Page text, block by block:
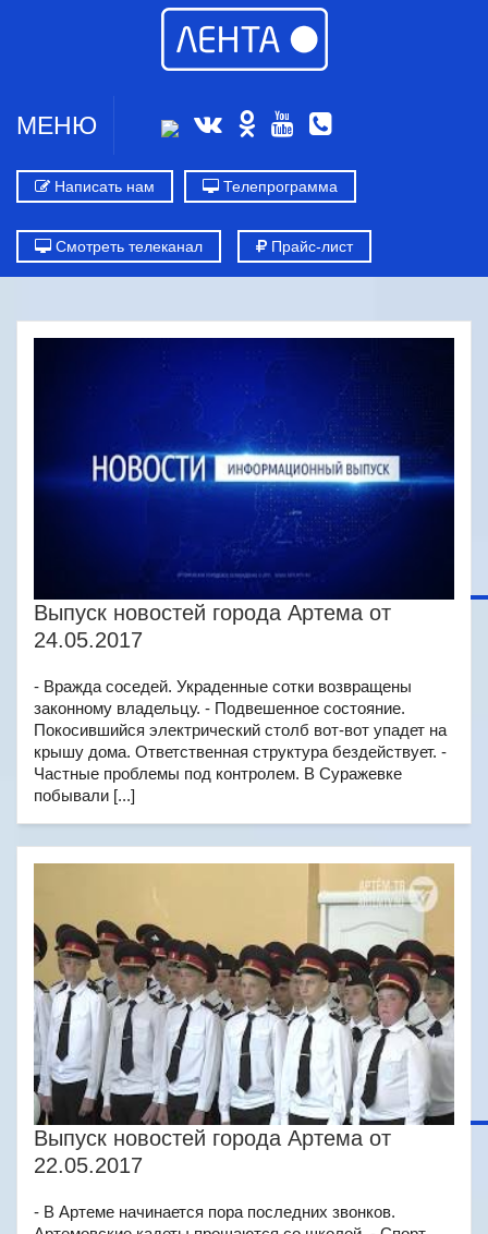
МЕНЮ
Написать нам Телепрограмма
Смотреть телеканал Прайс-лист
Выпуск новостей города Артема от
24.05.2017
- Вражда соседей. Украденные сотки возвращены
законному владельцу. - Подвешенное состояние.
Покосившийся электрический столб вот-вот упадет на
крышу дома. Ответственная структура бездействует. -
Частные проблемы под контролем. В Суражевке
побывали [...]
Выпуск новостей города Артема от
22.05.2017
- В Артеме начинается пора последних звонков.